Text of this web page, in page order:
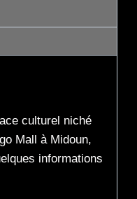
culturel niché
Mall à Midoun,
informations